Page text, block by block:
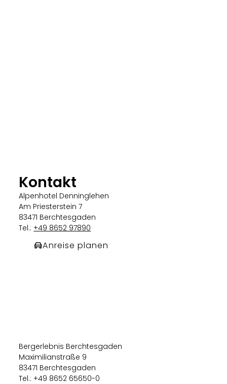
Kontakt
Alpenhotel Denninglehen
Am Priesterstein 7
83471 Berchtesgaden
Tel.:+49 8652 97890
Anreise planen
Bergerlebnis Berchtesgaden
Maximilianstraße 9
83471 Berchtesgaden
Tel.: +49 8652 65650-0